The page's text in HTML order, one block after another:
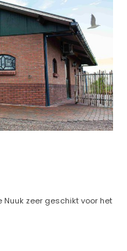
Nuuk zeer geschikt voor het